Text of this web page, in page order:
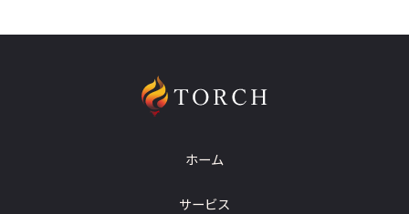
ホーム
サービス